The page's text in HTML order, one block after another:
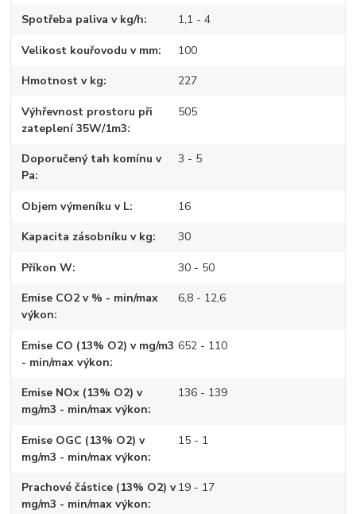
Spotřeba paliva v kg/h 1,1 - 4
Velikost kouřovodu v mm 100
Hmotnost v kg 227
Výhřevnost prostoru při
zateplení 35W/1m3
505
Doporučený tah komínu v
Pa
3 - 5
Objem výmeníku v L 16
Kapacita zásobníku v kg 30
Příkon W 30 - 50
Emise CO2 v % - min/max
výkon
6,8 - 12,6
Emise CO (13% O2) v mg/m3
- min/max výkon
652 - 110
Emise NOx (13% O2) v
mg/m3 - min/max výkon
136 - 139
Emise OGC (13% O2) v
mg/m3 - min/max výkon
15 - 1
Prachové částice (13% O2) v
mg/m3 - min/max výkon
19 - 17